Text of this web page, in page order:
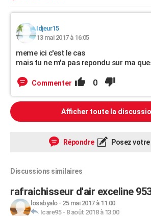
Idjeur15
13 mai 2017 à 16:05
meme ici c'est le cas
mais tu ne m'a pas repondu sur ma
Commenter 0
Afficher toute la
Répondre Posez
Discussions similaires
rafraichisseur d'air exceline
losabyalo- 25 mai 2017 à 11:00
Icare95- 8 août 2018 à 13:00